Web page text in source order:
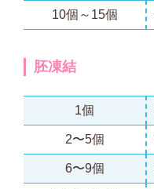
10個～15個
胚凍結
1個
2〜5個
6〜9個